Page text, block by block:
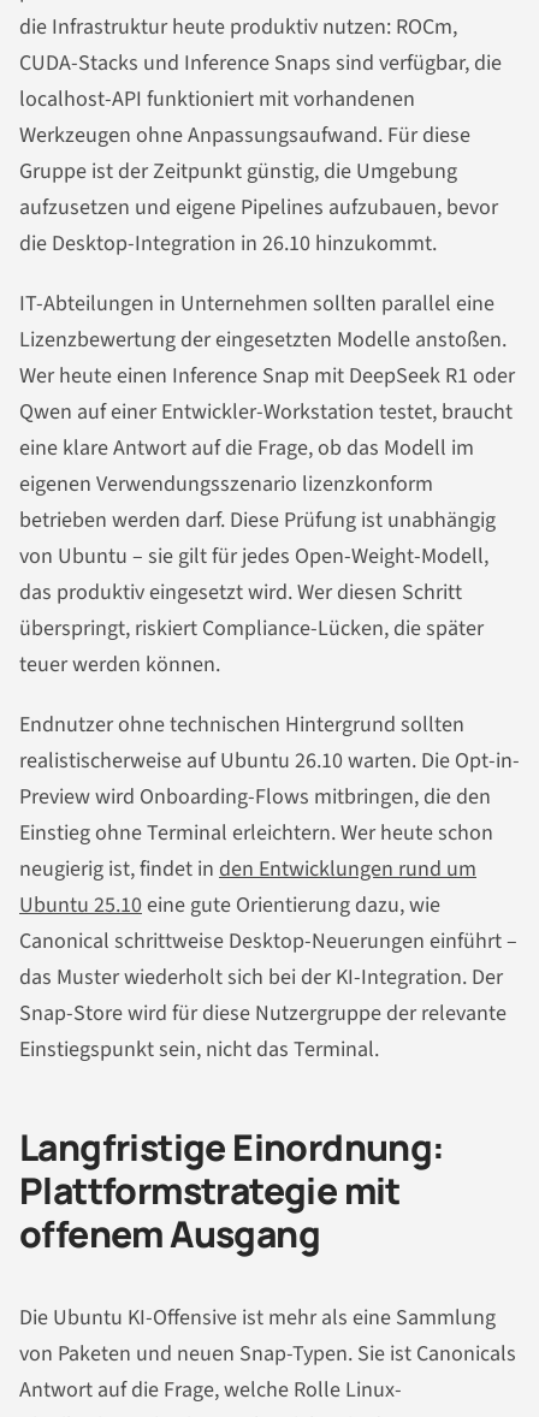
die Infrastruktur heute produktiv nutzen: ROCm,
CUDA-Stacks und Inference Snaps sind verfügbar, die
localhost-API funktioniert mit vorhandenen
Werkzeugen ohne Anpassungsaufwand. Für diese
Gruppe ist der Zeitpunkt günstig, die Umgebung
aufzusetzen und eigene Pipelines aufzubauen, bevor
die Desktop-Integration in 26.10 hinzukommt.
IT-Abteilungen in Unternehmen sollten parallel eine
Lizenzbewertung der eingesetzten Modelle anstoßen.
Wer heute einen Inference Snap mit DeepSeek R1 oder
Qwen auf einer Entwickler-Workstation testet, braucht
eine klare Antwort auf die Frage, ob das Modell im
eigenen Verwendungsszenario lizenzkonform
betrieben werden darf. Diese Prüfung ist unabhängig
von Ubuntu – sie gilt für jedes Open-Weight-Modell,
das produktiv eingesetzt wird. Wer diesen Schritt
überspringt, riskiert Compliance-Lücken, die später
teuer werden können.
Endnutzer ohne technischen Hintergrund sollten
realistischerweise auf Ubuntu 26.10 warten. Die Opt-in-
Preview wird Onboarding-Flows mitbringen, die den
Einstieg ohne Terminal erleichtern. Wer heute schon
neugierig ist, findet in den Entwicklungen rund um
Ubuntu 25.10eine gute Orientierung dazu, wie
Canonical schrittweise Desktop-Neuerungen einführt –
das Muster wiederholt sich bei der KI-Integration. Der
Snap-Store wird für diese Nutzergruppe der relevante
Einstiegspunkt sein, nicht das Terminal.
Langfristige Einordnung:
Plattformstrategie mit
offenem Ausgang
Die Ubuntu KI-Offensive ist mehr als eine Sammlung
von Paketen und neuen Snap-Typen. Sie ist Canonicals
Antwort auf die Frage, welche Rolle Linux-